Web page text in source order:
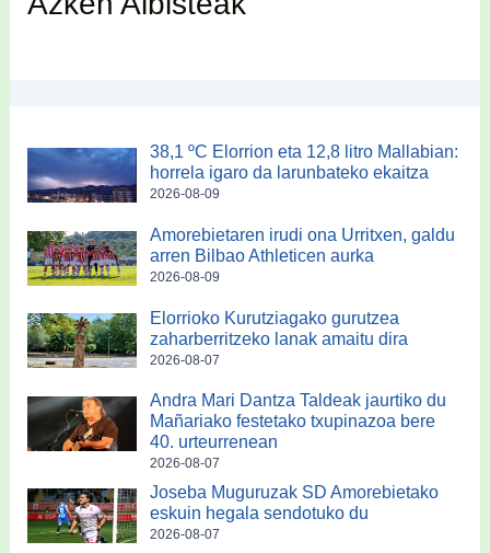
38,1 ºC Elorrion eta 12,8 litro Mallabian:
horrela igaro da larunbateko ekaitza
2026-08-09
Amorebietaren irudi ona Urritxen, galdu
arren Bilbao Athleticen aurka
2026-08-09
Elorrioko Kurutziagako gurutzea
zaharberritzeko lanak amaitu dira
2026-08-07
Andra Mari Dantza Taldeak jaurtiko du
Mañariako festetako txupinazoa bere
40. urteurrenean
2026-08-07
Joseba Muguruzak SD Amorebietako
eskuin hegala sendotuko du
2026-08-07